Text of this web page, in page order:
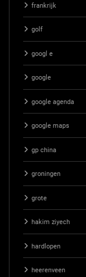
frankrijk
golf
googl e
google
google agenda
google maps
gp china
groningen
grote
hakim ziyech
hardlopen
heerenveen